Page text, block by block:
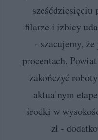
sześćdziesięciu
filarze i izbicy
- szacujemy,
procentach.
zakończyć
aktualnym
środki w
zł -